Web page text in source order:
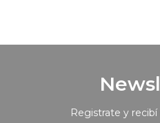
Registrate y